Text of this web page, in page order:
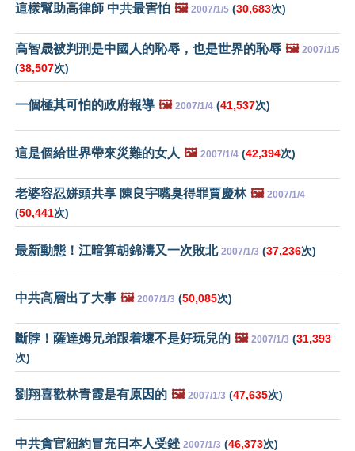
這樣幫助高律師 中共最害怕 🖼️ 2007/1/5 (30,683次)
高智晟被判刑是中國人的恥辱，也是世界的恥辱 🖼️ 2007/1/5
(38,507次)
一個極其可怕的政府報導 🖼️ 2007/1/4 (41,537次)
這是個給世界帶來災難的女人 🖼️ 2007/1/4 (42,394次)
老婆容忍姘頭共享 陳良宇嘴臭得罪賈慶林 🖼️ 2007/1/4
(50,441次)
最新動態！江暗算胡錦濤又一次敗北 2007/1/3 (37,236次)
中共高層出了大事 🖼️ 2007/1/3 (50,085次)
斷脖！薩達姆兄弟跟着壞不是好玩兒的 🖼️ 2007/1/3 (31,393
次)
劉翔喜歡林青霞是有原因的 🖼️ 2007/1/3 (47,635次)
中共貪官紐約冒充日本人受銼 2007/1/3 (46,373次)